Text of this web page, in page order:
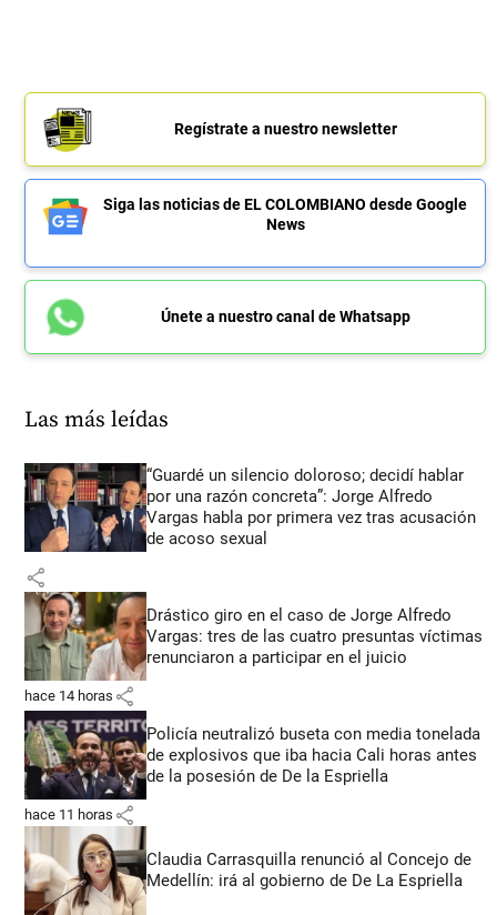
Regístrate a nuestro newsletter
Siga las noticias de EL COLOMBIANO desde Google
News
Únete a nuestro canal de Whatsapp
Las más leídas
“Guardé un silencio doloroso; decidí hablar
por una razón concreta”: Jorge Alfredo
Vargas habla por primera vez tras acusación
de acoso sexual
share
Drástico giro en el caso de Jorge Alfredo
Vargas: tres de las cuatro presuntas víctimas
renunciaron a participar en el juicio
hace 14 horas share
Policía neutralizó buseta con media tonelada
de explosivos que iba hacia Cali horas antes
de la posesión de De la Espriella
hace 11 horas share
Claudia Carrasquilla renunció al Concejo de
Medellín: irá al gobierno de De La Espriella